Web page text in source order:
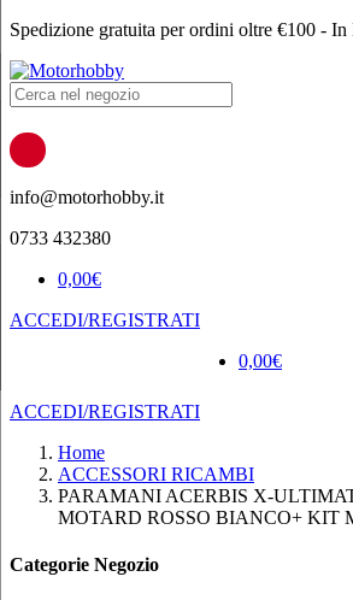
Spedizione gratuita per ordini oltre €100 - In
Products
search
info@motorhobby.it
0733 432380
0,00€
ACCEDI/REGISTRATI
0,00€
ACCEDI/REGISTRATI
Home
ACCESSORI RICAMBI
PARAMANI ACERBIS X-
MOTARD ROSSO BIANCO+ KIT
Categorie Negozio